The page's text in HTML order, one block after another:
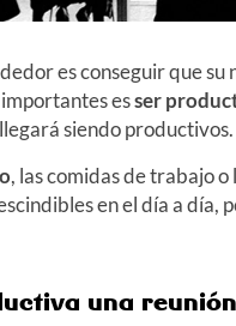
es conseguir que
esser
siendo productivos.
, las comidas de trabajo
en el día a día,
una